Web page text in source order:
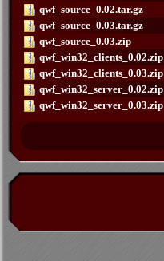
qwf_source_0.02.tar.gz
qwf_source_0.03.tar.gz
qwf_source_0.03.zip
qwf_win32_clients_0.02.zip
qwf_win32_clients_0.03.zip
qwf_win32_server_0.02.zip
qwf_win32_server_0.03.zip